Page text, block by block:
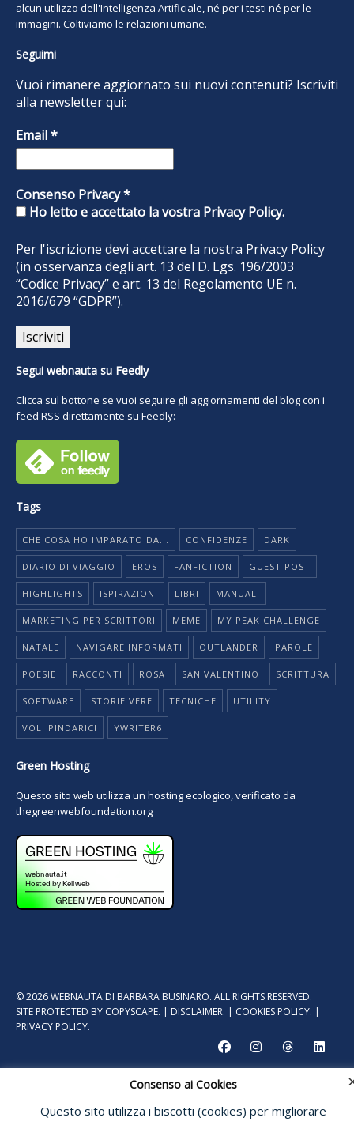
alcun utilizzo dell'Intelligenza Artificiale, né per i testi né per le
immagini. Coltiviamo le relazioni umane.
Seguimi
Vuoi rimanere aggiornato sui nuovi contenuti? Iscriviti
alla newsletter qui:
Email*
Consenso Privacy*
Ho letto e accettato la vostra Privacy Policy.
Per l'iscrizione devi accettare la nostra Privacy Policy
(in osservanza degli art. 13 del D. Lgs. 196/2003
“Codice Privacy” e art. 13 del Regolamento UE n.
2016/679 “GDPR”).
Segui webnauta su Feedly
Clicca sul bottone se vuoi seguire gli aggiornamenti del blog con i
feed RSS direttamente su Feedly:
Tags
CHE COSA HO IMPARATO DA... CONFIDENZE DARK
DIARIO DI VIAGGIO EROS FANFICTION GUEST POST
HIGHLIGHTS ISPIRAZIONI LIBRI MANUALI
MARKETING PER SCRITTORI MEME MY PEAK CHALLENGE
NATALE NAVIGARE INFORMATI OUTLANDER PAROLE
POESIE RACCONTI ROSA SAN VALENTINO SCRITTURA
SOFTWARE STORIE VERE TECNICHE UTILITY
VOLI PINDARICI YWRITER6
Green Hosting
Questo sito web utilizza un hosting ecologico, verificato da
thegreenwebfoundation.org
© 2026 WEBNAUTA DI BARBARA BUSINARO. ALL RIGHTS RESERVED.
SITE PROTECTED BY COPYSCAPE. | DISCLAIMER. | COOKIES POLICY. |
PRIVACY POLICY.
Consenso ai Cookies
Questo sito utilizza i biscotti (cookies) per migliorare